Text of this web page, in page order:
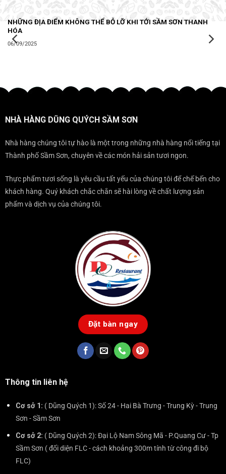
NHỮNG ĐỊA ĐIỂM KHÔNG THỂ BỎ LỠ KHI TỚI SẦM SƠN THANH
HÓA
06/09/2025
NHÀ HÀNG DŨNG QUÝCH SẦM SƠN
Nhà hàng chúng tôi tự hào là một trong những nhà hàng nổi tiếng tại
Thành phố Sầm Sơn, chuyên về các món hải sản tươi ngon.
Thực phẩm tươi sống là yêu cầu tất yếu của chúng tôi để chế bến cho
khách hàng. Quý khách chắc chắn sẽ hài lòng về chất lượng sản
phẩm và dịch vụ của chúng tôi.
Đặt bàn ngay
Thông tin liên hệ
Cơ sở 1: ( Dũng Quých 1): Số 24 - Hai Bà Trưng - Trung Kỳ - Trung
Sơn - Sầm Sơn
Cơ sở 2: ( Dũng Quých 2): Đại Lộ Nam Sông Mã - P.Quang Cư - Tp
Sầm Sơn ( đối diện FLC - cách khoảng 300m tính từ công đi bộ
FLC)